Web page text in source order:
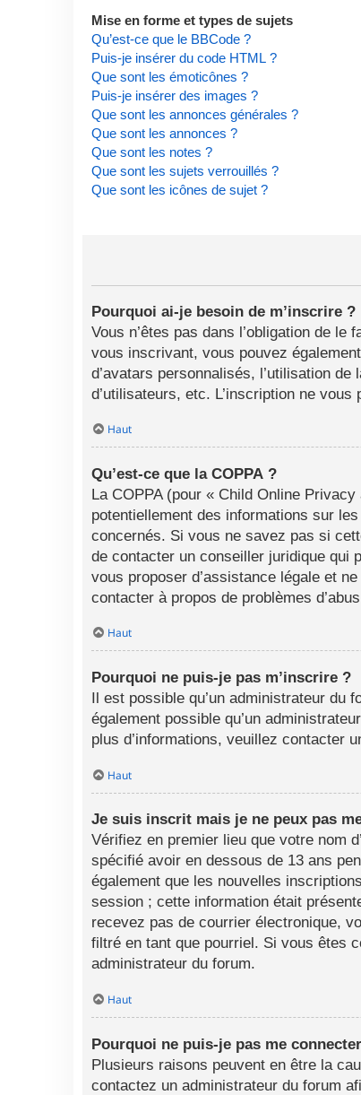
Mise en forme et types de sujets
Qu’est-ce que le BBCode ?
Puis-je insérer du code HTML ?
Que sont les émoticônes ?
Puis-je insérer des images ?
Que sont les annonces générales ?
Que sont les annonces ?
Que sont les notes ?
Que sont les sujets verrouillés ?
Que sont les icônes de sujet ?
Pourquoi ai-je besoin de m’inscrire ?
Vous n’êtes pas dans l’obligation de
vous inscrivant, vous pouvez
d’avatars personnalisés, l’utilisation
d’utilisateurs, etc. L’inscription ne
Haut
Qu’est-ce que la COPPA ?
La COPPA (pour « Child Online
potentiellement des informations sur
concernés. Si vous ne savez pas si
de contacter un conseiller juridique qui
vous proposer d’assistance légale et
contacter à propos de problèmes
Haut
Pourquoi ne puis-je pas m’inscrire ?
Il est possible qu’un administrateur du
également possible qu’un
plus d’informations, veuillez contacter
Haut
Je suis inscrit mais je ne peux pas
Vérifiez en premier lieu que votre nom
spécifié avoir en dessous de 13 ans
également que les nouvelles
session ; cette information était
recevez pas de courrier électronique,
filtré en tant que pourriel. Si vous êtes
administrateur du forum.
Haut
Pourquoi ne puis-je pas me
Plusieurs raisons peuvent en être la
contactez un administrateur du forum